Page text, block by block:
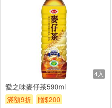
4入
愛之味麥仔茶590ml
滿額9折
贈$200